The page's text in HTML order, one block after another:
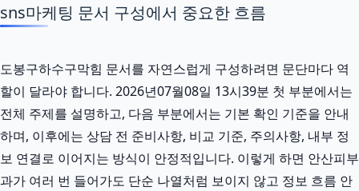
sns마케팅 문서 구성에서 중요한 흐름
도봉구하수구막힘 문서를 자연스럽게 구성하려면 문단마다 역
할이 달라야 합니다. 2026년07월08일 13시39분 첫 부분에서는
전체 주제를 설명하고, 다음 부분에서는 기본 확인 기준을 안내
하며, 이후에는 상담 전 준비사항, 비교 기준, 주의사항, 내부 정
보 연결로 이어지는 방식이 안정적입니다. 이렇게 하면 안산피부
과가 여러 번 들어가도 단순 나열처럼 보이지 않고 정보 흐름 안